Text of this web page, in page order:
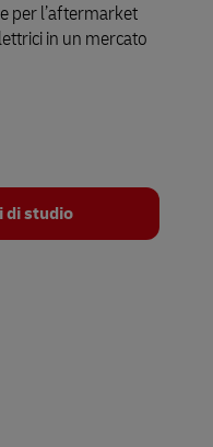
per l’aftermarket
in un mercato
di studio